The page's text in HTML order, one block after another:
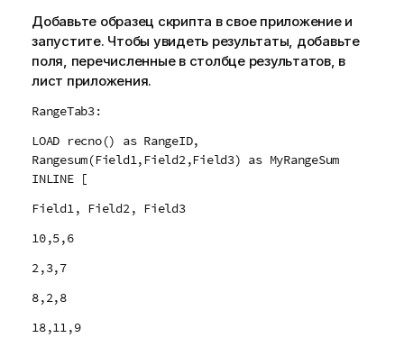
Добавьте образец скрипта в свое приложение и
запустите. Чтобы увидеть результаты, добавьте
поля, перечисленные в столбце результатов, в
лист приложения.
RangeTab3:
LOAD recno() as RangeID,
Rangesum(Field1,Field2,Field3) as MyRangeSum
INLINE [
Field1, Field2, Field3
10,5,6
2,3,7
8,2,8
18,11,9